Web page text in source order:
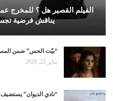
الفيلم القصير هل ؟ للمخرج
يناقش فرضية
“بيّت الحس” ضمن المسابقة
يناير 22, 2026
“نادي الديوان” يستضيف